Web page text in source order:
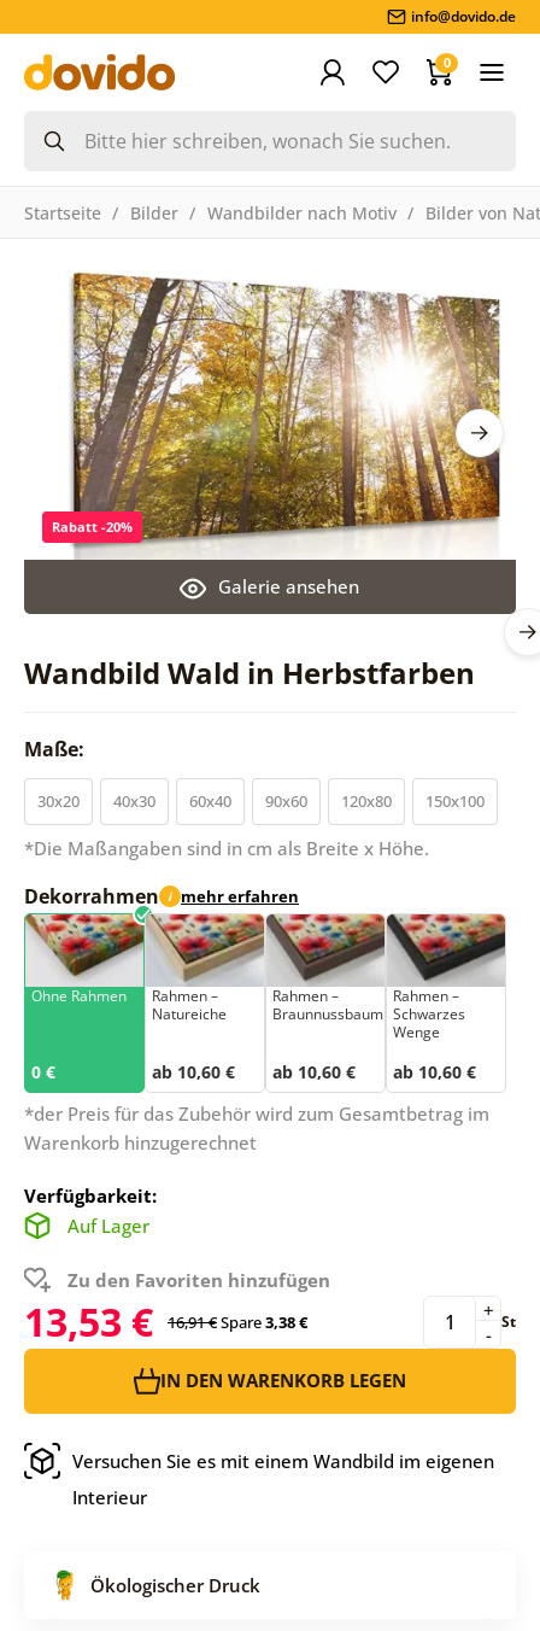
info@dovido.de
0
Startseite Bilder Wandbilder nach Motiv Bilder von
Wandbild Wald in Herbstfarben
Galerie ansehen
Rabatt -20%
Maße:
30x20 40x30 60x40 90x60 120x80 150x100
*Die Maßangaben sind in cm als Breite x Höhe.
Dekorrahmen i mehr erfahren
Ohne Rahmen
0 €
Rahmen –
Natureiche
ab 10,60 €
Rahmen –
Braunnussbaum
ab 10,60 €
Rahmen –
Schwarzes
Wenge
ab 10,60 €
*der Preis für das Zubehör wird zum Gesamtbetrag im
Warenkorb hinzugerechnet
Verfügbarkeit:
Auf Lager
Zu den Favoriten hinzufügen
13,53 € 16,91 €Spare3,38 € -
+ St
IN DEN WARENKORB LEGEN
Versuchen Sie es mit einem Wandbild im eigenen
Interieur
Ökologischer Druck